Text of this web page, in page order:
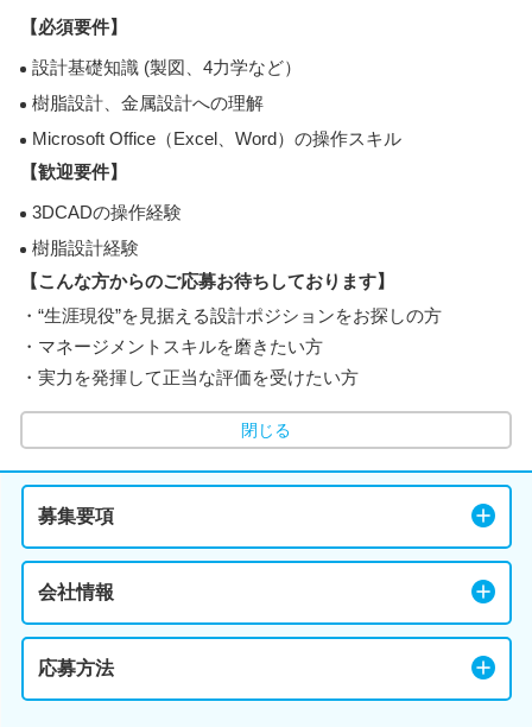
【必須要件】
設計基礎知識 (製図、4力学など）
樹脂設計、金属設計への理解
Microsoft Office（Excel、Word）の操作スキル
【歓迎要件】
3DCADの操作経験
樹脂設計経験
【こんな方からのご応募お待ちしております】
・“生涯現役”を見据える設計ポジションをお探しの方
・マネージメントスキルを磨きたい方
・実力を発揮して正当な評価を受けたい方
閉じる
募集要項
会社情報
応募方法